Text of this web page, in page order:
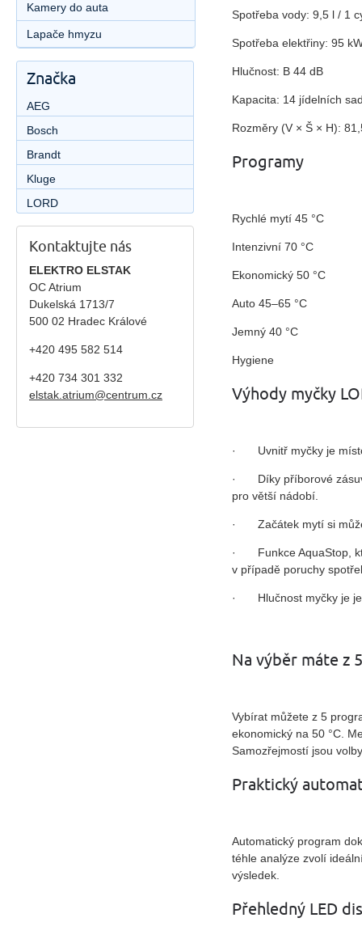
Spotřeba vody: 9,5 l / 1
Spotřeba elektřiny: 95
Hlučnost: B 44 dB
Kapacita: 14 jídelních
Rozměry (V × Š × H):
Programy
Rychlé mytí 45 °C
Intenzivní 70 °C
Ekonomický 50 °C
Auto 45–65 °C
Jemný 40 °C
Hygiene
Výhody myčky
· Uvnitř myčky je
·
Díky příborové
pro větší nádobí.
· Začátek mytí si
·
Funkce AquaStop,
v případě poruchy
· Hlučnost myčky je
Na výběr máte z
Vybírat můžete z 5
ekonomický na 50 °C.
Samozřejmostí jsou
Praktický
Automatický program
téhle analýze zvolí
výsledek.
Přehledný LED
Kamery do auta
Lapače hmyzu
Značka
AEG
Bosch
Brandt
Kluge
LORD
Kontaktujte nás
ELEKTRO ELSTAK
OC Atrium
Dukelská 1713/7
500 02 Hradec Králové
+420 495 582 514
+420 734 301 332
elstak.atrium@centrum.cz